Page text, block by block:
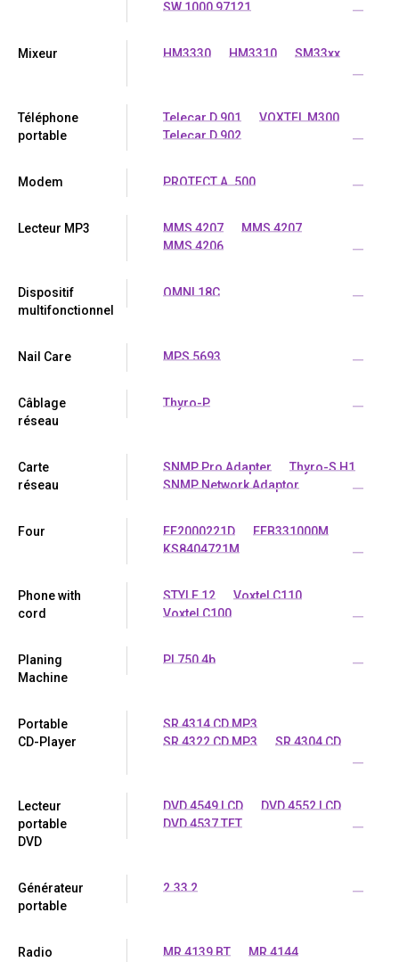
SW 1000 97121
...
Mixeur HM3330 HM3310
SM33xx
...
Téléphone
portable
Telecar D 901
VOXTEL M300
Telecar D 902
...
Modem PROTECT A. 500 ...
Lecteur MP3 MMS 4207
MMS 4207
MMS 4206
...
Dispositif
multifonctionnel
OMNI 18C ...
Nail Care MPS 5693 ...
Câblage
réseau
Thyro-P ...
Carte
réseau
SNMP Pro Adapter
Thyro-S H1
SNMP Network Adaptor
...
Four EE2000221D
EEB331000M
KS8404721M
...
Phone with
cord
STYLE 12
Voxtel C110
Voxtel C100
...
Planing
Machine
PL750 4b ...
Portable
CD-Player
SR 4314 CD MP3
SR 4322 CD MP3
SR 4304 CD
...
Lecteur
portable
DVD
DVD 4549 LCD
DVD 4552 LCD
DVD 4537 TFT
...
Générateur
portable
2.33 2 ...
Radio
MR 4139 BT
MR 4144